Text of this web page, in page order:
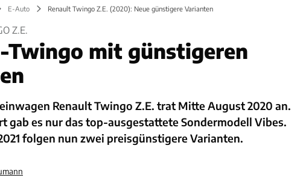
E-Auto Renault Twingo Z.E. (2020): Neue günstigere Varianten
Z.E.
Twingo mit günstigeren
Renault Twingo Z.E. trat Mitte August 2020 an.
gab es nur das top-ausgestattete Sondermodell Vibes.
folgen nun zwei preisgünstigere Varianten.